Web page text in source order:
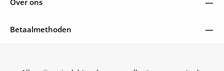
Over ons
Betaalmethoden